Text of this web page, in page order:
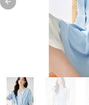
Previous slide